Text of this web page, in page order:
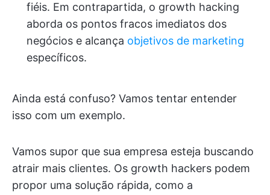
fiéis. Em contrapartida, o growth hacking
aborda os pontos fracos imediatos dos
negócios e alcança objetivos de marketing
específicos.
Ainda está confuso? Vamos tentar entender
isso com um exemplo.
Vamos supor que sua empresa esteja buscando
atrair mais clientes. Os growth hackers podem
propor uma solução rápida, como a